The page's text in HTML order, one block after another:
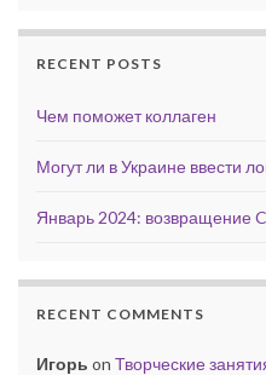
RECENT POSTS
Чем поможет коллаген
Могут ли в Украине ввести
Январь 2024: возвращение
RECENT COMMENTS
Игорь on Творческие